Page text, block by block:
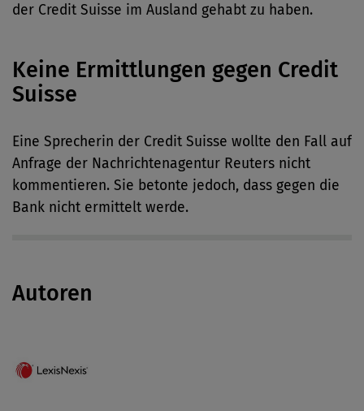
der Credit Suisse im Ausland gehabt zu haben.
Keine Ermittlungen gegen Credit
Suisse
Eine Sprecherin der Credit Suisse wollte den Fall auf
Anfrage der Nachrichtenagentur Reuters nicht
kommentieren. Sie betonte jedoch, dass gegen die
Bank nicht ermittelt werde.
Autoren